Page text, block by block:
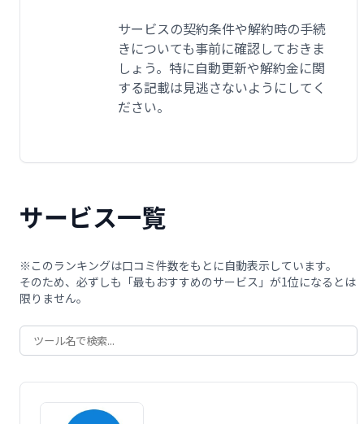
サービスの契約条件や解約時の手続
きについても事前に確認しておきま
しょう。特に自動更新や解約金に関
する記載は見逃さないようにしてく
ださい。
サービス一覧
※このランキングは口コミ件数をもとに自動表示しています。
そのため、必ずしも「最もおすすめのサービス」が1位になるとは
限りません。